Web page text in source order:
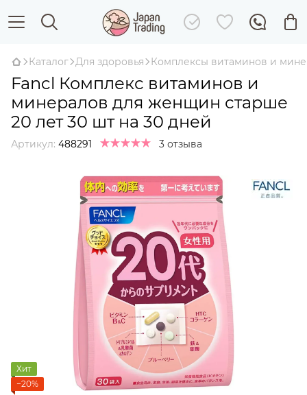
Каталог Для здоровья Комплексы витаминов и
Fancl Комплекс витаминов и
минералов для женщин старше
20 лет 30 шт на 30 дней
Артикул: 488291 3 отзыва
Хит
−20%